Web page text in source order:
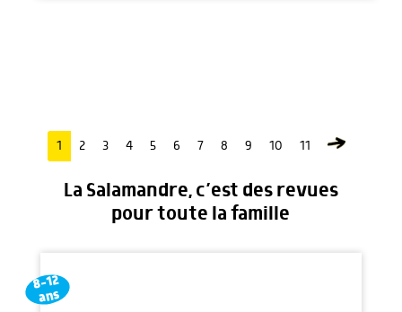
1 2 3 4 5 6 7 8 9 10 11
La Salamandre, c’est des revues
pour toute la famille
8-12
ans